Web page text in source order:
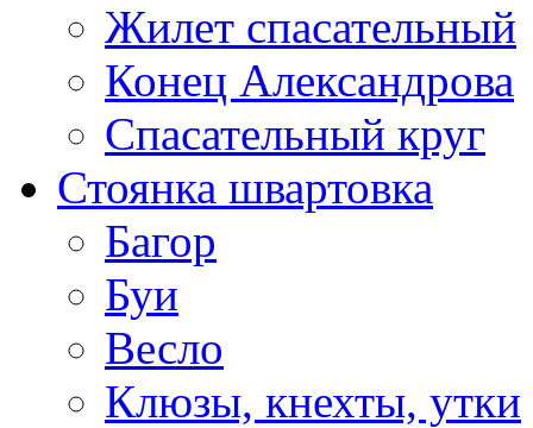
Жилет спасательный
Конец Александрова
Спасательный круг
Стоянка швартовка
Багор
Буи
Весло
Клюзы, кнехты, утки